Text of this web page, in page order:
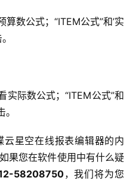
数公式；“ITEM公式”和’实
实际数公式；“ITEM公式”和
星空在线报表编辑器的内
果您在软件使用中有什么疑
58208750，我们将为您